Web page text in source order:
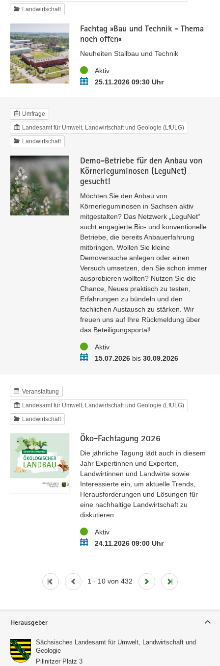
Landwirtschaft
Fachtag »Bau und Technik - Thema
noch offen«
Neuheiten Stallbau und Technik
StatusAktiv
Termin25.11.2026 09:30 Uhr
Umfrage
Landesamt für Umwelt, Landwirtschaft und Geologie (LfULG)
Landwirtschaft
Demo-Betriebe für den Anbau von
Körnerleguminosen (LeguNet)
gesucht!
Möchten Sie den Anbau von
Körnerleguminosen in Sachsen aktiv
mitgestalten? Das Netzwerk „LeguNet“
sucht engagierte Bio- und konventionelle
Betriebe, die bereits Anbauerfahrung
mitbringen. Wollen Sie kleine
Demoversuche anlegen oder einen
Versuch umsetzen, den Sie schon immer
ausprobieren wollten? Nutzen Sie die
Chance, Neues praktisch zu testen,
Erfahrungen zu bündeln und den
fachlichen Austausch zu stärken. Wir
freuen uns auf Ihre Rückmeldung über
das Beteiligungsportal!
StatusAktiv
Zeitraum15.07.2026bis 30.09.2026
Veranstaltung
Landesamt für Umwelt, Landwirtschaft und Geologie (LfULG)
Landwirtschaft
Öko-Fachtagung 2026
Die jährliche Tagung lädt auch in diesem
Jahr Expertinnen und Experten,
Landwirtinnen und Landwirte sowie
Interessierte ein, um aktuelle Trends,
Herausforderungen und Lösungen für
eine nachhaltige Landwirtschaft zu
diskutieren.
StatusAktiv
Termin24.11.2026 09:00 Uhr
1 - 10 von 432
Herausgeber
Sächsisches Landesamt für Umwelt, Landwirtschaft und
Geologie
Pillnitzer Platz 3